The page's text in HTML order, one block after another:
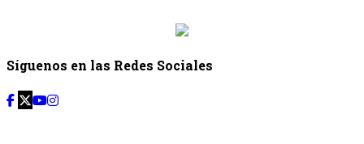
Síguenos en las Redes Sociales